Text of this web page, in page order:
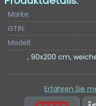
Marke:
GTIN:
Modell:
, 90x200 cm,
Erfahren Sie